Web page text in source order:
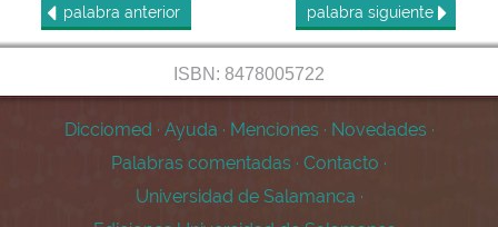
palabra anterior palabra siguiente
ISBN: 8478005722
Dicciomed · Ayuda · Menciones · Novedades ·
Palabras comentadas · Contacto ·
Universidad de Salamanca ·